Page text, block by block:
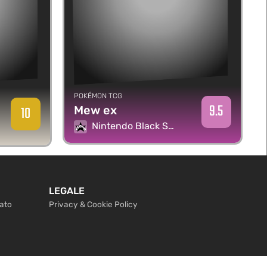
10
POKÉMON TCG
Mew ex
Nintendo Black Star Promos
9.5
LEGALE
Privacy & Cookie Policy